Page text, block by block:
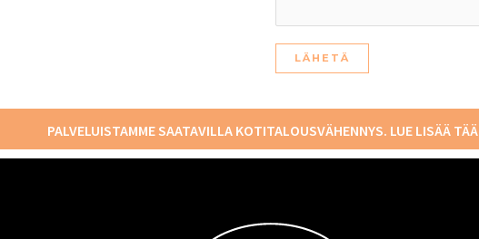
PALVELUISTAMME SAATAVILLA KOTITALOUSVÄHENNYS. LUE LISÄÄ